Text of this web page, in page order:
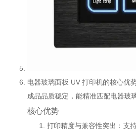
电器玻璃面板 UV 打印机的核心优
成品品质稳定，能精准匹配电器玻
核心优势
打印精度与兼容性突出：支